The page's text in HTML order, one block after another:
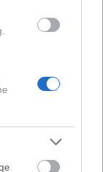
šele v
tudi nekaj
recimo
pa do 590